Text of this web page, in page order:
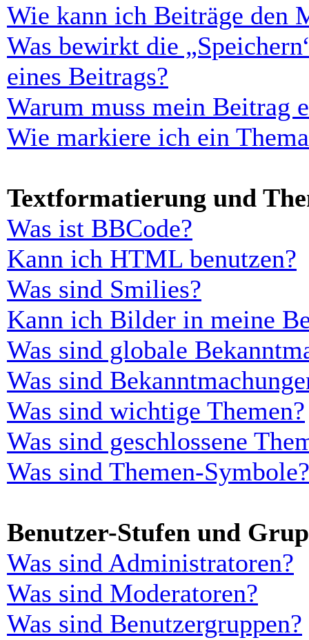
Wie kann ich Beiträge den
Was bewirkt die
eines Beitrags?
Warum muss mein Beitrag
Wie markiere ich ein
Textformatierung und
Was ist BBCode?
Kann ich HTML benutzen?
Was sind Smilies?
Kann ich Bilder in meine
Was sind globale
Was sind
Was sind wichtige Themen?
Was sind geschlossene
Was sind Themen-Symbole?
Benutzer-Stufen und
Was sind Administratoren?
Was sind Moderatoren?
Was sind Benutzergruppen?